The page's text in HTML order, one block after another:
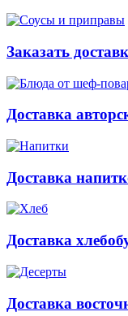
Заказать
Доставка
Доставка
Доставка
Доставка